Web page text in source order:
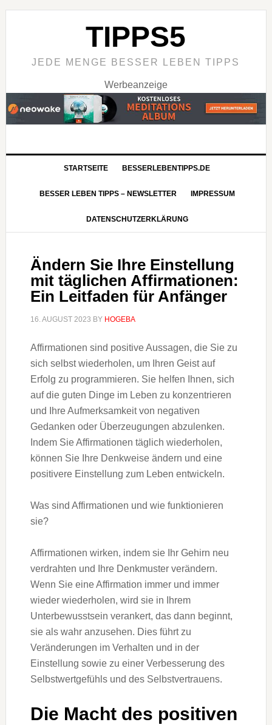
TIPPS5
JEDE MENGE BESSER LEBEN TIPPS
Werbeanzeige
STARTSEITE BESSERLEBENTIPPS.DE
BESSER LEBEN TIPPS – NEWSLETTER IMPRESSUM
DATENSCHUTZERKLÄRUNG
Ändern Sie Ihre Einstellung
mit täglichen Affirmationen:
Ein Leitfaden für Anfänger
16. AUGUST 2023 BY HOGEBA
Affirmationen sind positive Aussagen, die Sie zu
sich selbst wiederholen, um Ihren Geist auf
Erfolg zu programmieren. Sie helfen Ihnen, sich
auf die guten Dinge im Leben zu konzentrieren
und Ihre Aufmerksamkeit von negativen
Gedanken oder Überzeugungen abzulenken.
Indem Sie Affirmationen täglich wiederholen,
können Sie Ihre Denkweise ändern und eine
positivere Einstellung zum Leben entwickeln.
Was sind Affirmationen und wie funktionieren
sie?
Affirmationen wirken, indem sie Ihr Gehirn neu
verdrahten und Ihre Denkmuster verändern.
Wenn Sie eine Affirmation immer und immer
wieder wiederholen, wird sie in Ihrem
Unterbewusstsein verankert, das dann beginnt,
sie als wahr anzusehen. Dies führt zu
Veränderungen im Verhalten und in der
Einstellung sowie zu einer Verbesserung des
Selbstwertgefühls und des Selbstvertrauens.
Die Macht des positiven